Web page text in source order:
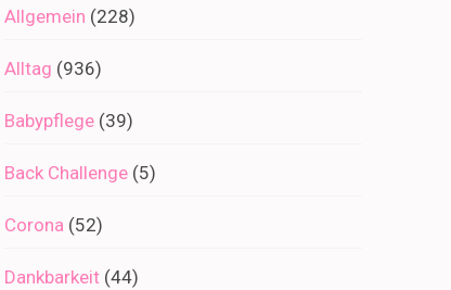
Allgemein (228)
Alltag (936)
Babypflege (39)
Back Challenge (5)
Corona (52)
Dankbarkeit (44)